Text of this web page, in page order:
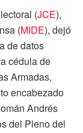
(JCE),
(MIDE), dejó
de datos
cédula de
Armadas,
encabezado
Andrés
del Pleno del